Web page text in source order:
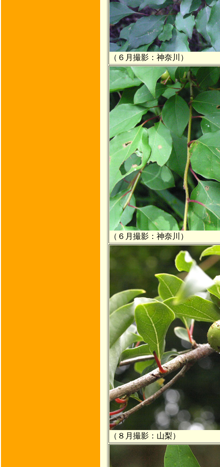
（６月撮影：神奈川）
（６月撮影：神奈川）
（８月撮影：山梨）